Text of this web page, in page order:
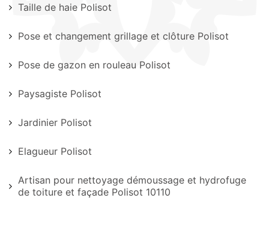
Taille de haie Polisot
Pose et changement grillage et clôture Polisot
Pose de gazon en rouleau Polisot
Paysagiste Polisot
Jardinier Polisot
Elagueur Polisot
Artisan pour nettoyage démoussage et hydrofuge
de toiture et façade Polisot 10110